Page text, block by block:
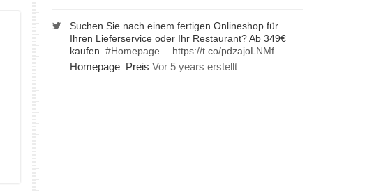
Suchen Sie nach einem fertigen Onlineshop für
Ihren Lieferservice oder Ihr Restaurant? Ab 349€
kaufen. #Homepage https://t.co/pdzajoLNMf
Homepage_Preis Vor 5 years erstellt